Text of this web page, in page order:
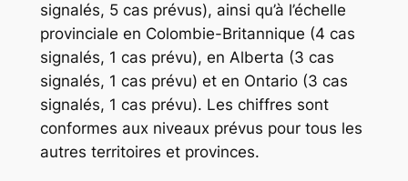
signalés, 5 cas prévus), ainsi qu’à l’échelle
provinciale en Colombie-Britannique (4 cas
signalés, 1 cas prévu), en Alberta (3 cas
signalés, 1 cas prévu) et en Ontario (3 cas
signalés, 1 cas prévu). Les chiffres sont
conformes aux niveaux prévus pour tous les
autres territoires et provinces.